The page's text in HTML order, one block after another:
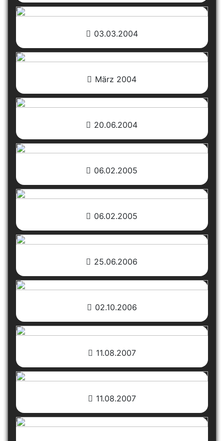
03.03.2004
März 2004
20.06.2004
06.02.2005
06.02.2005
25.06.2006
02.10.2006
11.08.2007
11.08.2007